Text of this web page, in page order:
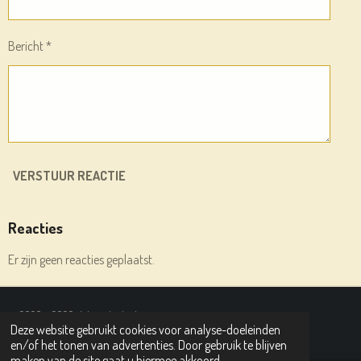
Deze website gebruikt cookies voor analyse-doeleinden
en/of het tonen van advertenties. Door gebruik te blijven
Bericht *
VERSTUUR REACTIE
Reacties
Er zijn geen reacties geplaatst.
© 2020 - 2026 deleesplank.nl
Powered byJouwWeb